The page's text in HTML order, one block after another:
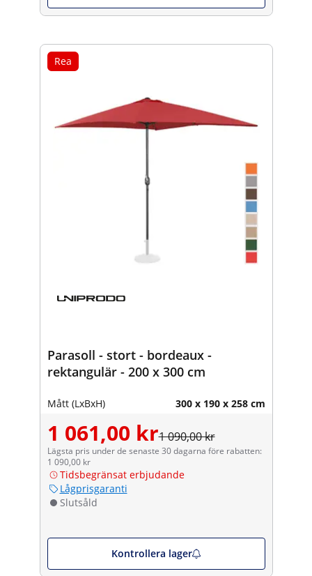
Rea
Parasoll - stort - bordeaux -
rektangulär - 200 x 300 cm
Mått (LxBxH) 300 x 190 x 258 cm
1 061,00 kr1 090,00 kr
Lägsta pris under de senaste 30 dagarna före rabatten:
1 090,00 kr
Tidsbegränsat erbjudande
Lågprisgaranti
Slutsåld
Kontrollera lager